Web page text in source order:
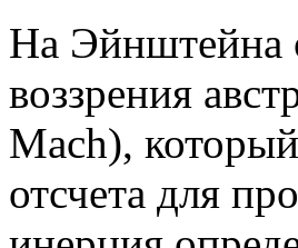
На Эйнштейна
воззрения
Mach),
отсчета для